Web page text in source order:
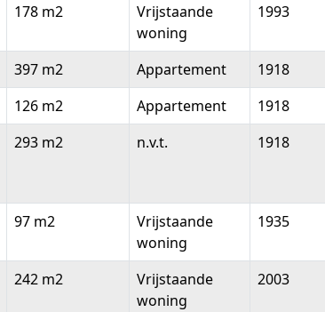
178 m2
Vrijstaande
woning
1993
397 m2 Appartement 1918
126 m2 Appartement 1918
293 m2 n.v.t. 1918
97 m2
Vrijstaande
woning
1935
242 m2
Vrijstaande
woning
2003